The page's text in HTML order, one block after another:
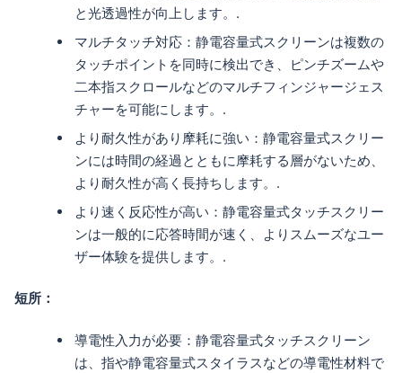
と光透過性が向上します。.
マルチタッチ対応：静電容量式スクリーンは複数の
タッチポイントを同時に検出でき、ピンチズームや
二本指スクロールなどのマルチフィンジャージェス
チャーを可能にします。.
より耐久性があり摩耗に強い：静電容量式スクリー
ンには時間の経過とともに摩耗する層がないため、
より耐久性が高く長持ちします。.
より速く反応性が高い：静電容量式タッチスクリー
ンは一般的に応答時間が速く、よりスムーズなユー
ザー体験を提供します。.
短所：
導電性入力が必要：静電容量式タッチスクリーン
は、指や静電容量式スタイラスなどの導電性材料で